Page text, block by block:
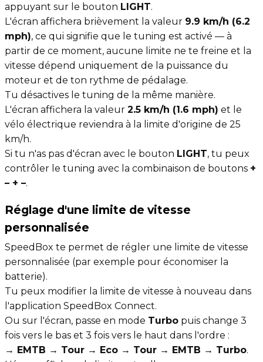
appuyant sur le bouton LIGHT.
L'écran affichera brièvement la valeur 9.9 km/h (6.2
mph), ce qui signifie que le tuning est activé — à
partir de ce moment, aucune limite ne te freine et la
vitesse dépend uniquement de la puissance du
moteur et de ton rythme de pédalage.
Tu désactives le tuning de la même manière.
L'écran affichera la valeur 2.5 km/h (1.6 mph) et le
vélo électrique reviendra à la limite d'origine de 25
km/h.
Si tu n'as pas d'écran avec le bouton LIGHT, tu peux
contrôler le tuning avec la combinaison de boutons +
– + –.
Réglage d'une limite de vitesse
personnalisée
SpeedBox te permet de régler une limite de vitesse
personnalisée (par exemple pour économiser la
batterie).
Tu peux modifier la limite de vitesse à nouveau dans
l'application SpeedBox Connect.
Ou sur l'écran, passe en mode Turbo puis change 3
fois vers le bas et 3 fois vers le haut dans l'ordre :
→ EMTB → Tour → Eco → Tour → EMTB → Turbo.